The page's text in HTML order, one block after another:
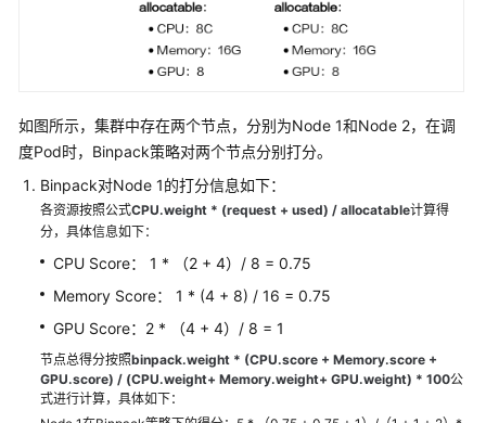
区
域）
API
参
布
扎
区
域）
如图所示，集群中存在两个节点，分别为Node 1和Node 2，在调
度Pod时，Binpack策略对两个节点分别打分。
Binpack对Node 1的打分信息如下：
各资源按照公式CPU.weight * (request + used) / allocatable计算得
分，具体信息如下：
CPU Score： 1 * （2 + 4）/ 8 = 0.75
Memory Score： 1 * (4 + 8) / 16 = 0.75
GPU Score：2 * （4 + 4）/ 8 = 1
节点总得分按照binpack.weight * (CPU.score + Memory.score +
GPU.score) / (CPU.weight+ Memory.weight+ GPU.weight) * 100公
式进行计算，具体如下：